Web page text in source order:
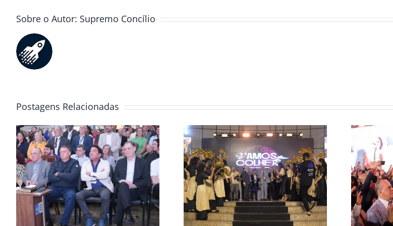
Sobre o Autor: Supremo Concílio
Postagens Relacionadas
Convenção Global 2025
colheita e avivamento
Casa da Bênção abre
Convenção Global 2025